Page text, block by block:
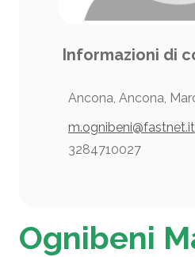
Informazioni di
Ancona, Ancona,
m.ognibeni@fastnet.it
3284710027
Ognibeni